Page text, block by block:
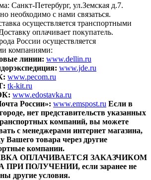
Санкт-Петербург, ул.Земская д.7.
необходимо с нами связаться.
осуществляется транспортными
оплачивает покупатель.
России осуществляется
компаниями:
линии: www.dellin.ru
www.jde.ru
www.pecom.ru
tk-kit.ru
www.edostavka.ru
России»: www.emspost.ru Если в
нет представительств указанных
компаний, вы можете
с менеджерами интернет магазина,
Вашего товара через другие
компании.
ОПЛАЧИВАЕТСЯ ЗАКАЗЧИКОМ
ПРИ ПОЛУЧЕНИИ, если заранее не
другие условия.